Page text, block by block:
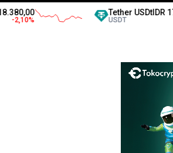
Tether USDtIDR 17.790,00
USDT